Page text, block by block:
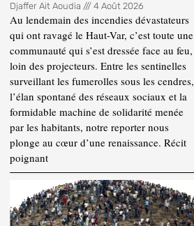
Djaffer Ait Aoudia 4 Août 2026
Au lendemain des incendies dévastateurs
qui ont ravagé le Haut-Var, c’est toute une
communauté qui s’est dressée face au feu,
loin des projecteurs. Entre les sentinelles
surveillant les fumerolles sous les cendres,
l’élan spontané des réseaux sociaux et la
formidable machine de solidarité menée
par les habitants, notre reporter nous
plonge au cœur d’une renaissance. Récit
poignant